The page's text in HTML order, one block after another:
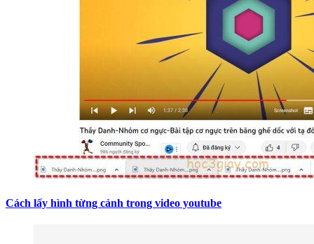
Cách lấy hình từng cảnh trong video youtube